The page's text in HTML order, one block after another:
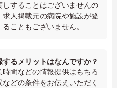
することはございませんの
人掲載元の病院や施設が登
こともございません。
るメリットはなんですか？
間などの情報提供はもちろ
どの条件をお伝えいただく